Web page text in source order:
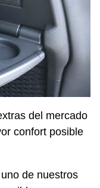
del mercado
confort posible
de nuestros